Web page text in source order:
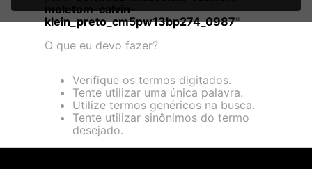
nosso Aviso de Privacidade. Quando você visita nosso site,
consideraremos isso como sua solicitação específica para
fornecer a você toda a funcionalidade do site, incluindo,
entre outros, a capacidade de comprar um item em nossa
Cookies acesse o link.
moletom-calvin-
klein_preto_cm5pw13bp274_0987"
O que eu devo fazer?
Verifique os termos digitados.
Tente utilizar uma única palavra.
Utilize termos genéricos na busca.
Tente utilizar sinônimos do termo
desejado.